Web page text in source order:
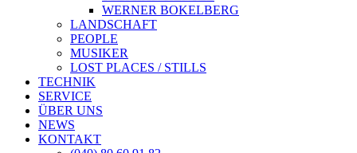
WERNER BOKELBERG
LANDSCHAFT
PEOPLE
MUSIKER
LOST PLACES / STILLS
TECHNIK
SERVICE
ÜBER UNS
NEWS
KONTAKT